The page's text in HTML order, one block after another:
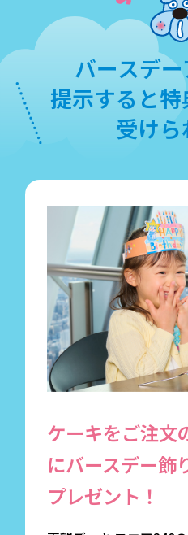
バースデ
提示すると
受け
ケーキをご注文
にバースデー飾
プレゼント！